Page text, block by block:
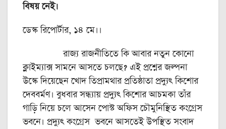
বিষয় নেই।
ডেস্ক রিপোর্টার, ১৪ মে।।
রাজ্য রাজনীতিতে কি আবার নতুন কোনো
ক্লাইম্যাক্স সামনে আসতে চলছে? এই প্রশ্নের জল্পনা
উস্কে দিয়েছেন খোদ তিপ্রামথার প্রতিষ্ঠাতা প্রদ্যুৎ কিশোর
দেববর্মণ। বুধবার সন্ধ্যায় প্রদ্যুৎ কিশোর আচমকা তাঁর
গাড়ি নিয়ে চলে আসেন পোস্ট অফিস চৌমুনিস্থিত কংগ্রেস
ভবনে। প্রদ্যুৎ কংগ্রেস ভবনে আসতেই উপস্থিত সংবাদ